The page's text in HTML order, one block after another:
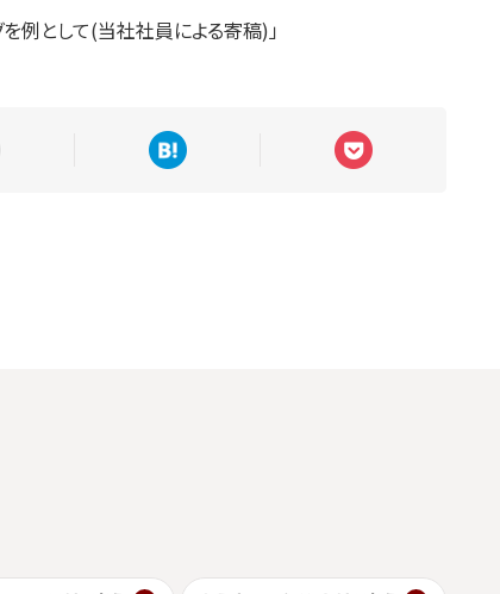
例として(当社社員による寄稿)」